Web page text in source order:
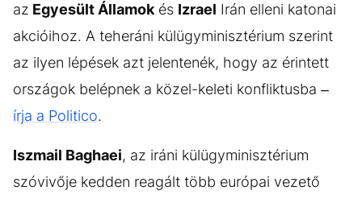
az Egyesült Államok és Izrael Irán elleni katonai
akcióihoz. A teheráni külügyminisztérium szerint
az ilyen lépések azt jelentenék, hogy az érintett
országok belépnek a közel-keleti konfliktusba –
írja a Politico.
Iszmail Baghaei, az iráni külügyminisztérium
szóvivője kedden reagált több európai vezető